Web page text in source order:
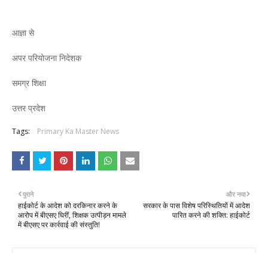
आज्ञा से
अपर परियोजना निदेशक
समग्र शिक्षा
उत्तर प्रदेश
Tags: Primary Ka Master News
और नया
सरकार के पास विशेष परिस्थितियों में आदेश
पारित करने की शक्ति: हाईकोर्ट
पुराने
हाईकोर्ट के आदेश को दरकिनार करने के
आरोप में बीएसए घिरीं, शिक्षक उत्पीड़न मामले
में बीएसए पर कार्रवाई की संस्तुति!